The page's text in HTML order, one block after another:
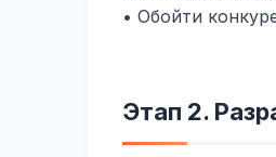
• Обойти
Этап 2.